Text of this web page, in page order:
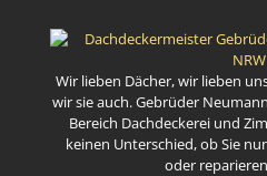
Wir lieben Dächer, wir lieben
wir sie auch. Gebrüder
Bereich Dachdeckerei und
keinen Unterschied, ob Sie
oder